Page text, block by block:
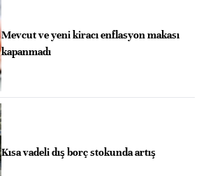
Mevcut ve yeni kiracı enflasyon makası
kapanmadı
Kısa vadeli dış borç stokunda artış